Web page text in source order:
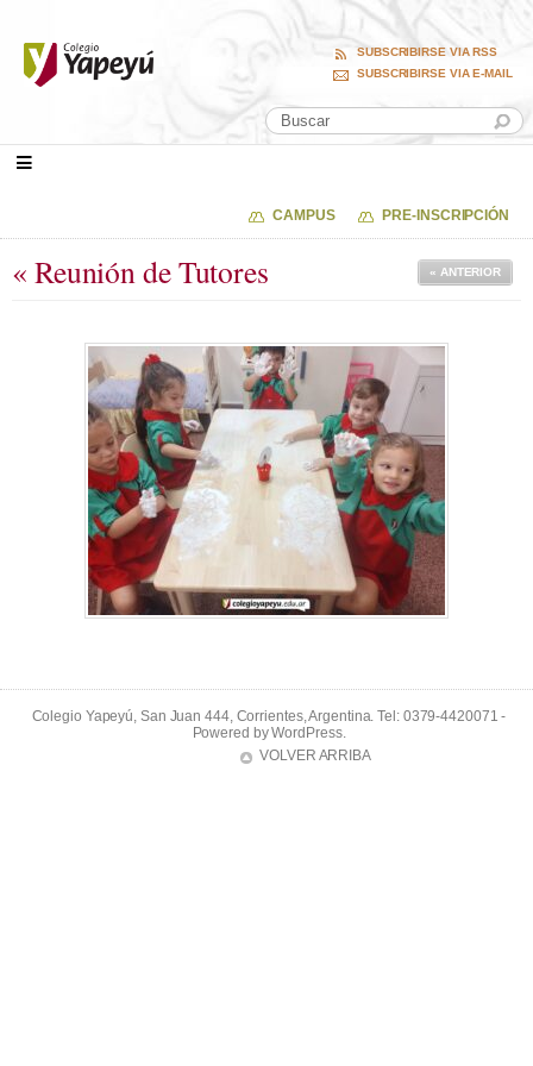
SUBSCRIBIRSE VIA RSS
SUBSCRIBIRSE VIA E-MAIL
CAMPUS PRE-INSCRIPCIÓN
« Reunión de Tutores « ANTERIOR
Colegio Yapeyú, San Juan 444, Corrientes, Argentina. Tel: 0379-4420071 -
Powered byWordPress.
VOLVER ARRIBA